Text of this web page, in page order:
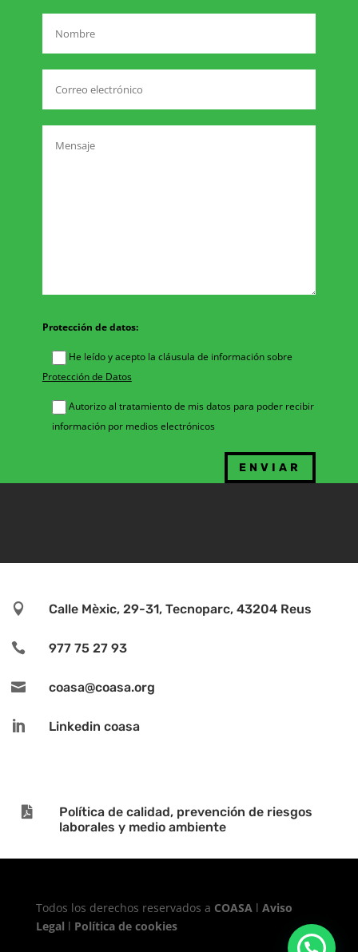
Protección de datos:
He leído y acepto la cláusula de información sobre
Protección de Datos
Autorizo al tratamiento de mis datos para poder recibir
información por medios electrónicos
 Calle Mèxic, 29-31, Tecnoparc, 43204 Reus
 977 75 27 93
 coasa@coasa.org
 Linkedin coasa

Política de calidad, prevención de riesgos
laborales y medio ambiente
Todos los derechos reservados a COASA l Aviso
Legal l Política de cookies